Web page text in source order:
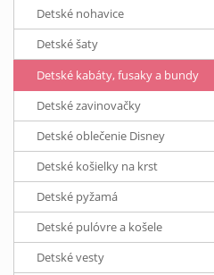
Detské nohavice
Detské šaty
Detské kabáty, fusaky a bundy
Detské zavinovačky
Detské oblečenie Disney
Detské košielky na krst
Detské pyžamá
Detské pulóvre a košele
Detské vesty